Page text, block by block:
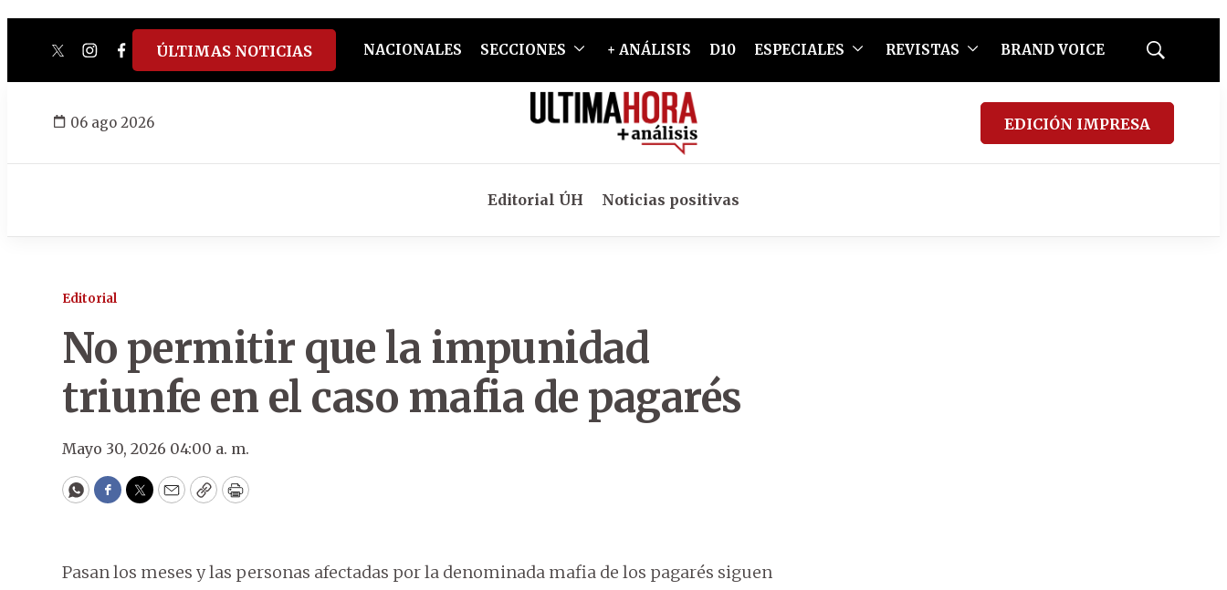
twitterinstagram
facebook
tiktokyoutube
spotify
ÚLTIMAS NOTICIAS NACIONALES SECCIONES + ANÁLISIS D10 ESPECIALES REVISTAS BRAND VOICE
Mostrar
06 ago 2026 EDICIÓN IMPRESA
Editorial ÚH Noticias positivas
Editorial
No permitir que la impunidad
triunfe en el caso mafia de pagarés
Mayo 30, 2026 04:00 a. m.
WhatsApp
Facebook
Twitter
EmailCopyPrint
Pasan los meses y las personas afectadas por la denominada mafia de los pagarés siguen